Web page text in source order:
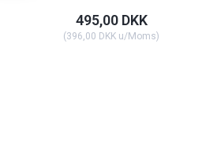
495,00 DKK
(396,00 DKK u/Moms)